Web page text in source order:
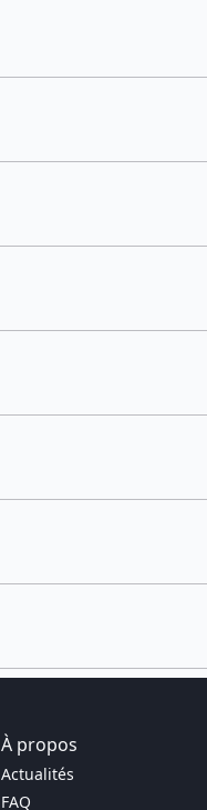
À propos
Actualités
FAQ